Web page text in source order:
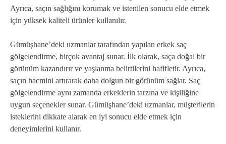
Ayrıca, saçın sağlığını korumak ve istenilen sonucu elde etmek
için yüksek kaliteli ürünler kullanılır.
Gümüşhane’deki uzmanlar tarafından yapılan erkek saç
gölgelendirme, birçok avantaj sunar. İlk olarak, saça doğal bir
görünüm kazandırır ve yaşlanma belirtilerini hafifletir. Ayrıca,
saçın hacmini artırarak daha dolgun bir görünüm sağlar. Saç
gölgelendirme aynı zamanda erkeklerin tarzına ve kişiliğine
uygun seçenekler sunar. Gümüşhane’deki uzmanlar, müşterilerin
isteklerini dikkate alarak en iyi sonucu elde etmek için
deneyimlerini kullanır.